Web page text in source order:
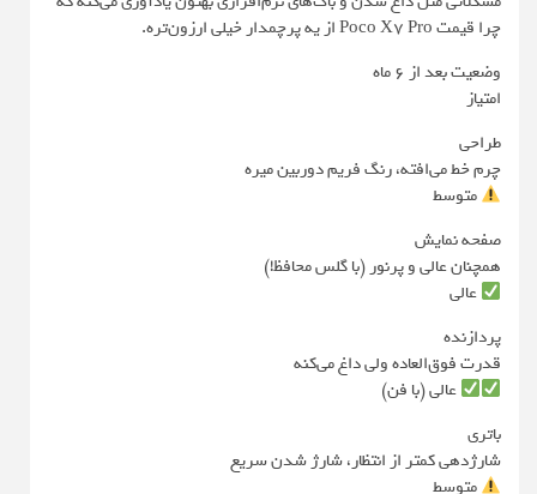
چرا قیمت Poco X7 Pro از یه پرچمدار خیلی ارزون‌تره.
وضعیت بعد از ۶ ماه
امتیاز
طراحی
چرم خط می‌افته، رنگ فریم دوربین میره
متوسط
صفحه نمایش
همچنان عالی و پرنور (با گلس محافظ!)
عالی
پردازنده
قدرت فوق‌العاده ولی داغ می‌کنه
عالی (با فن)
باتری
شارژدهی کمتر از انتظار، شارژ شدن سریع
متوسط